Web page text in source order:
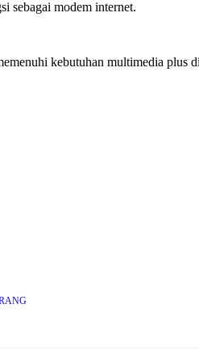
sebagai modem internet.
kebutuhan multimedia plus